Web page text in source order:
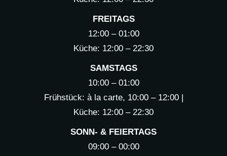
FREITAGS
12:00 – 01:00
Küche: 12:00 – 22:30
SAMSTAGS
10:00 – 01:00
Frühstück: à la carte, 10:00 – 12:00 |
Küche: 12:00 – 22:30
SONN- & FEIERTAGS
09:00 – 00:00